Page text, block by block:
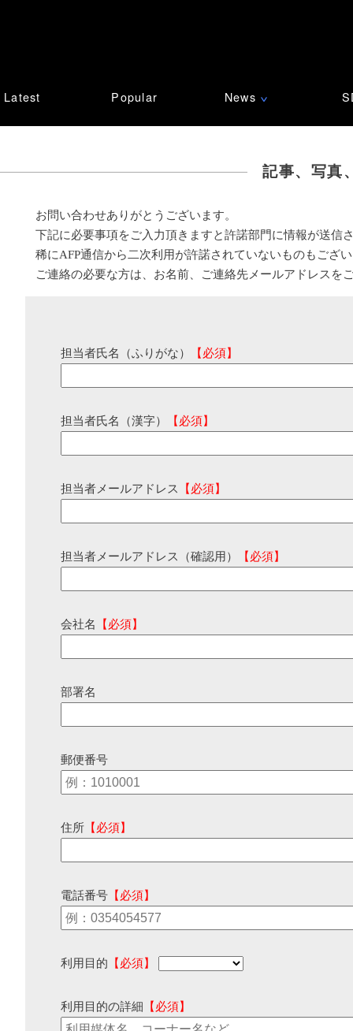
Latest Popular News ∨
記事、写真
お問い合わせありがとうございます。
下記に必要事項をご入力頂きますと許諾部門に情報が送信
稀にAFP通信から二次利用が許諾されていないものもござ
ご連絡の必要な方は、お名前、ご連絡先メールアドレスを
担当者氏名（ふりがな） 【必須】
担当者氏名（漢字） 【必須】
担当者メールアドレス 【必須】
担当者メールアドレス（確認用） 【必須】
会社名 【必須】
部署名
郵便番号
住所 【必須】
電話番号 【必須】
利用目的 【必須】
利用目的の詳細 【必須】